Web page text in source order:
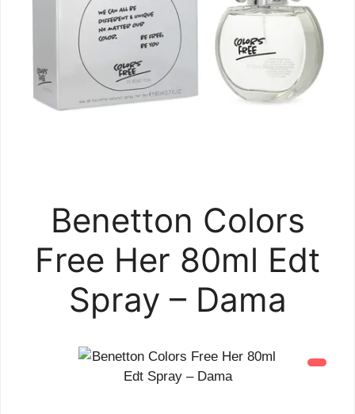
Benetton Colors
Free Her 80ml Edt
Spray – Dama